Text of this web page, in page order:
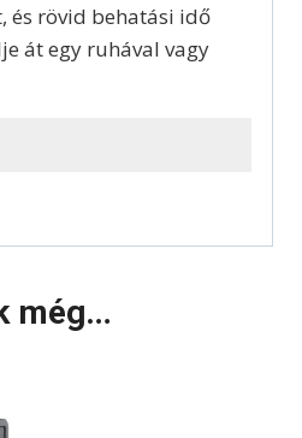
és rövid behatási idő
át egy ruhával vagy
még…